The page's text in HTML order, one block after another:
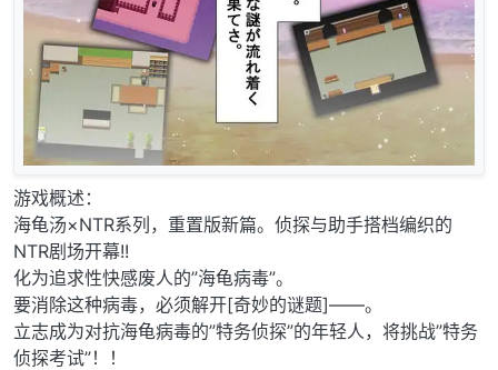
游戏概述：
海龟汤×NTR系列，重置版新篇。侦探与助手搭档编织的
NTR剧场开幕!!
化为追求性快感废人的”海龟病毒”。
要消除这种病毒，必须解开[奇妙的谜题]——。
立志成为对抗海龟病毒的”特务侦探”的年轻人，将挑战”特务
侦探考试”！！